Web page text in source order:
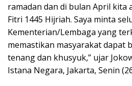
ramadan dan di bulan April kita
Fitri 1445 Hijriah. Saya minta
Kementerian/Lembaga yang
memastikan masyarakat dapat
tenang dan khusyuk,” ujar
Istana Negara, Jakarta, Senin